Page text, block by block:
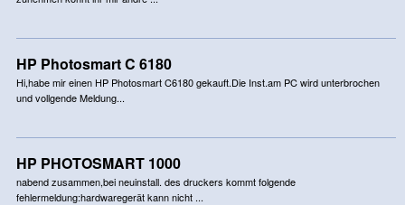
HP Photosmart C 6180
Hi,habe mir einen HP Photosmart C6180 gekauft.Die Inst.am PC wird unterbrochen
und vollgende Meldung...
HP PHOTOSMART 1000
nabend zusammen,bei neuinstall. des druckers kommt folgende
fehlermeldung:hardwaregerät kann nicht ...